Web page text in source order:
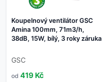
Koupelnový ventilátor GSC
Amina 100mm, 71m3/h,
38dB, 15W, bílý, 3 roky záruka
GSC
od 419 Kč